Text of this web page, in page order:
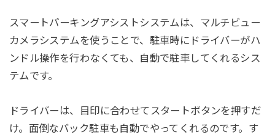
スマートパーキングアシストシステムは、マルチビュー
カメラシステムを使うことで、駐車時にドライバーがハ
ンドル操作を行わなくても、自動で駐車してくれるシス
テムです。
ドライバーは、目印に合わせてスタートボタンを押すだ
け。面倒なバック駐車も自動でやってくれるのです。す